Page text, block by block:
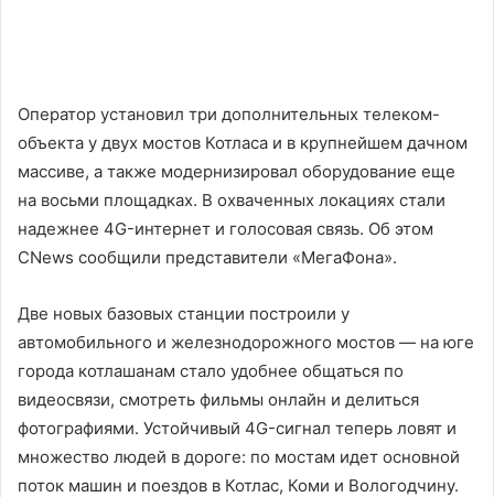
Оператор установил три дополнительных телеком-
объекта у двух мостов Котласа и в крупнейшем дачном
массиве, а также модернизировал оборудование еще
на восьми площадках. В охваченных локациях стали
надежнее 4G-интернет и голосовая связь. Об этом
CNews сообщили представители «МегаФона».
Две новых базовых станции построили у
автомобильного и железнодорожного мостов — на юге
города котлашанам стало удобнее общаться по
видеосвязи, смотреть фильмы онлайн и делиться
фотографиями. Устойчивый 4G-сигнал теперь ловят и
множество людей в дороге: по мостам идет основной
поток машин и поездов в Котлас, Коми и Вологодчину.